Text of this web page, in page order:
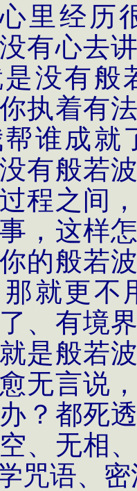
里经历
有心去
没有般
执着有
谁成就
有般若
程之间
，这样
的般若
就更不
、有境
是般若
无言说
？都死
、无相
咒语、